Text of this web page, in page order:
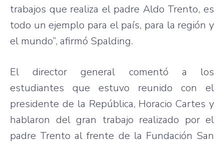
trabajos que realiza el padre Aldo Trento, es
todo un ejemplo para el país, para la región y
el mundo”, afirmó Spalding.
El director general comentó a los
estudiantes que estuvo reunido con el
presidente de la República, Horacio Cartes y
hablaron del gran trabajo realizado por el
padre Trento al frente de la Fundación San